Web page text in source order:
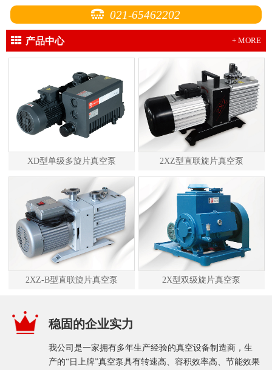
021-65462202
产品中心 + MORE
XD型单级多旋片真空泵 2XZ型直联旋片真空泵
2XZ-B型直联旋片真空泵 2X型双级旋片真空泵
稳固的企业实力
我公司是一家拥有多年生产经验的真空设备制造商，生
产的“日上牌”真空泵具有转速高、容积效率高、节能效果